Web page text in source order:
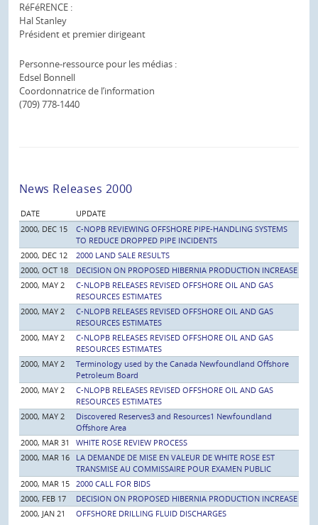
RéFéRENCE :
Hal Stanley
Président et premier dirigeant
Personne-ressource pour les médias :
Edsel Bonnell
Coordonnatrice de l’information
(709) 778-1440
News Releases 2000
DATE
UPDATE
2000, DEC 15
C-NOPB REVIEWING OFFSHORE PIPE-HANDLING SYSTEMS
TO REDUCE DROPPED PIPE INCIDENTS
2000, DEC 12
2000 LAND SALE RESULTS
2000, OCT 18
DECISION ON PROPOSED HIBERNIA PRODUCTION INCREASE
2000, MAY 2
C-NLOPB RELEASES REVISED OFFSHORE OIL AND GAS
RESOURCES ESTIMATES
2000, MAY 2
C-NLOPB RELEASES REVISED OFFSHORE OIL AND GAS
RESOURCES ESTIMATES
2000, MAY 2
C-NLOPB RELEASES REVISED OFFSHORE OIL AND GAS
RESOURCES ESTIMATES
2000, MAY 2
Terminology used by the Canada Newfoundland Offshore
Petroleum Board
2000, MAY 2
C-NLOPB RELEASES REVISED OFFSHORE OIL AND GAS
RESOURCES ESTIMATES
2000, MAY 2
Discovered Reserves3 and Resources1 Newfoundland
Offshore Area
2000, MAR 31
WHITE ROSE REVIEW PROCESS
2000, MAR 16
LA DEMANDE DE MISE EN VALEUR DE WHITE ROSE EST
TRANSMISE AU COMMISSAIRE POUR EXAMEN PUBLIC
2000, MAR 15 2000 CALL FOR BIDS
2000, FEB 17
DECISION ON PROPOSED HIBERNIA PRODUCTION INCREASE
2000, JAN 21
OFFSHORE DRILLING FLUID DISCHARGES